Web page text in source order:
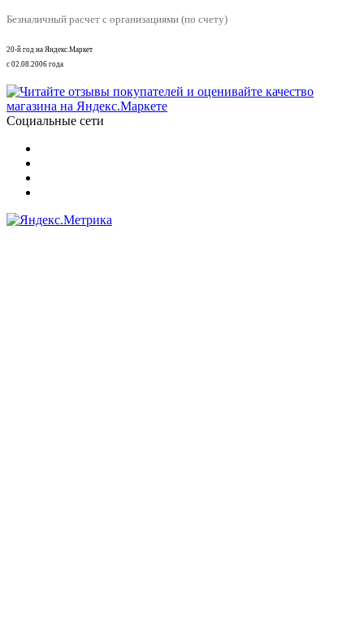
Безналичный расчет с организациями (по счету)
20-й год на Яндекс.Маркет
с 02.08.2006 года
Социальные сети